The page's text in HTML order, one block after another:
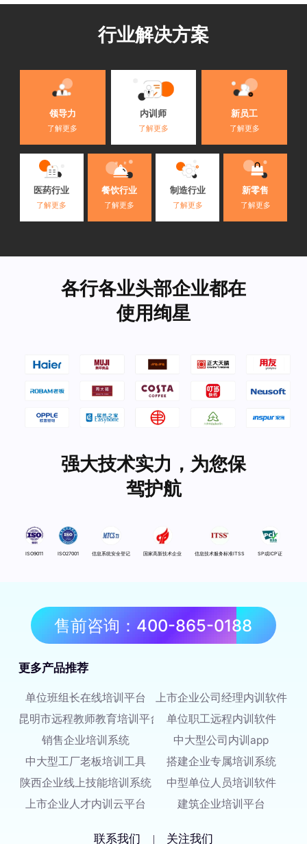
行业解决方案
领导力
了解更多
内训师
了解更多
新员工
了解更多
医药行业
了解更多
餐饮行业
了解更多
制造行业
了解更多
新零售
了解更多
各行各业头部企业都在
使用绚星
强大技术实力，为您保
驾护航
ISO9011 ISO27001 信息系统安全登记 国家高新技术企业 信息技术服务标准ITSS SP或ICP证
售前咨询：400-865-0188
更多产品推荐
单位班组长在线培训平台
上市企业公司经理内训软件
昆明市远程教师教育培训平台
单位职工远程内训软件
销售企业培训系统
中大型公司内训app
中大型工厂老板培训工具
搭建企业专属培训系统
陕西企业线上技能培训系统
中型单位人员培训软件
上市企业人才内训云平台
建筑企业培训平台
联系我们 | 关注我们